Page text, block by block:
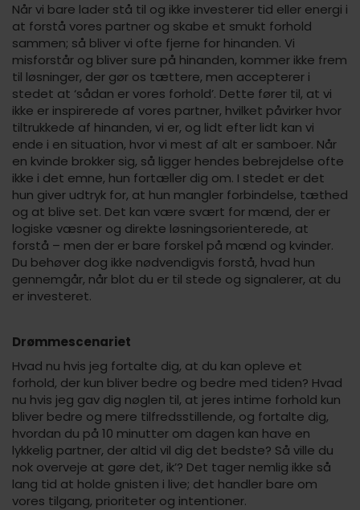
Når vi bare lader stå til og ikke investerer tid eller energi i
at forstå vores partner og skabe et smukt forhold
sammen; så bliver vi ofte fjerne for hinanden. Vi
misforstår og bliver sure på hinanden, kommer ikke frem
til løsninger, der gør os tættere, men accepterer i
stedet at ‘sådan er vores forhold’. Dette fører til, at vi
ikke er inspirerede af vores partner, hvilket påvirker hvor
tiltrukkede af hinanden, vi er, og lidt efter lidt kan vi
ende i en situation, hvor vi mest af alt er samboer. Når
en kvinde brokker sig, så ligger hendes bebrejdelse ofte
ikke i det emne, hun fortæller dig om. I stedet er det
hun giver udtryk for, at hun mangler forbindelse, tæthed
og at blive set. Det kan være svært for mænd, der er
logiske væsner og direkte løsningsorienterede, at
forstå – men der er bare forskel på mænd og kvinder.
Du behøver dog ikke nødvendigvis forstå, hvad hun
gennemgår, når blot du er til stede og signalerer, at du
er investeret.
Drømmescenariet
Hvad nu hvis jeg fortalte dig, at du kan opleve et
forhold, der kun bliver bedre og bedre med tiden? Hvad
nu hvis jeg gav dig nøglen til, at jeres intime forhold kun
bliver bedre og mere tilfredsstillende, og fortalte dig,
hvordan du på 10 minutter om dagen kan have en
lykkelig partner, der altid vil dig det bedste? Så ville du
nok overveje at gøre det, ik’? Det tager nemlig ikke så
lang tid at holde gnisten i live; det handler bare om
vores tilgang, prioriteter og intentioner.